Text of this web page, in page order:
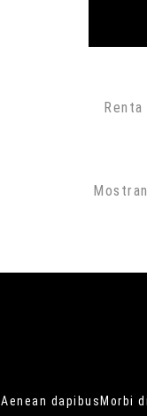
Aenean dapibusMorbi